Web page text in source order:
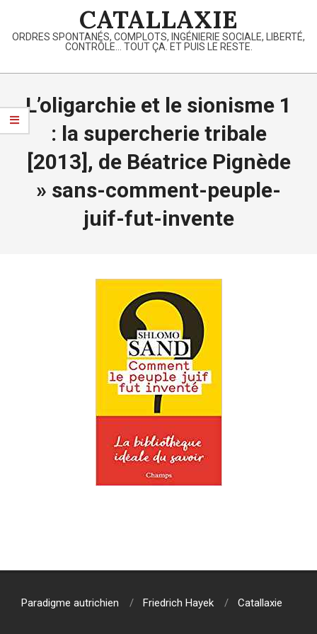
content
CATALLAXIE
ORDRES SPONTANÉS, COMPLOTS, INGÉNIERIE SOCIALE, LIBERTÉ,
CONTRÔLE… TOUT ÇA. ET PUIS LE RESTE.
Primary
MenuL’oligarchie et le sionisme 1
: la supercherie tribale
[2013], de Béatrice Pignède
» sans-comment-peuple-
juif-fut-invente
07-
Paradigme autrichien
Friedrich Hayek Catallaxie